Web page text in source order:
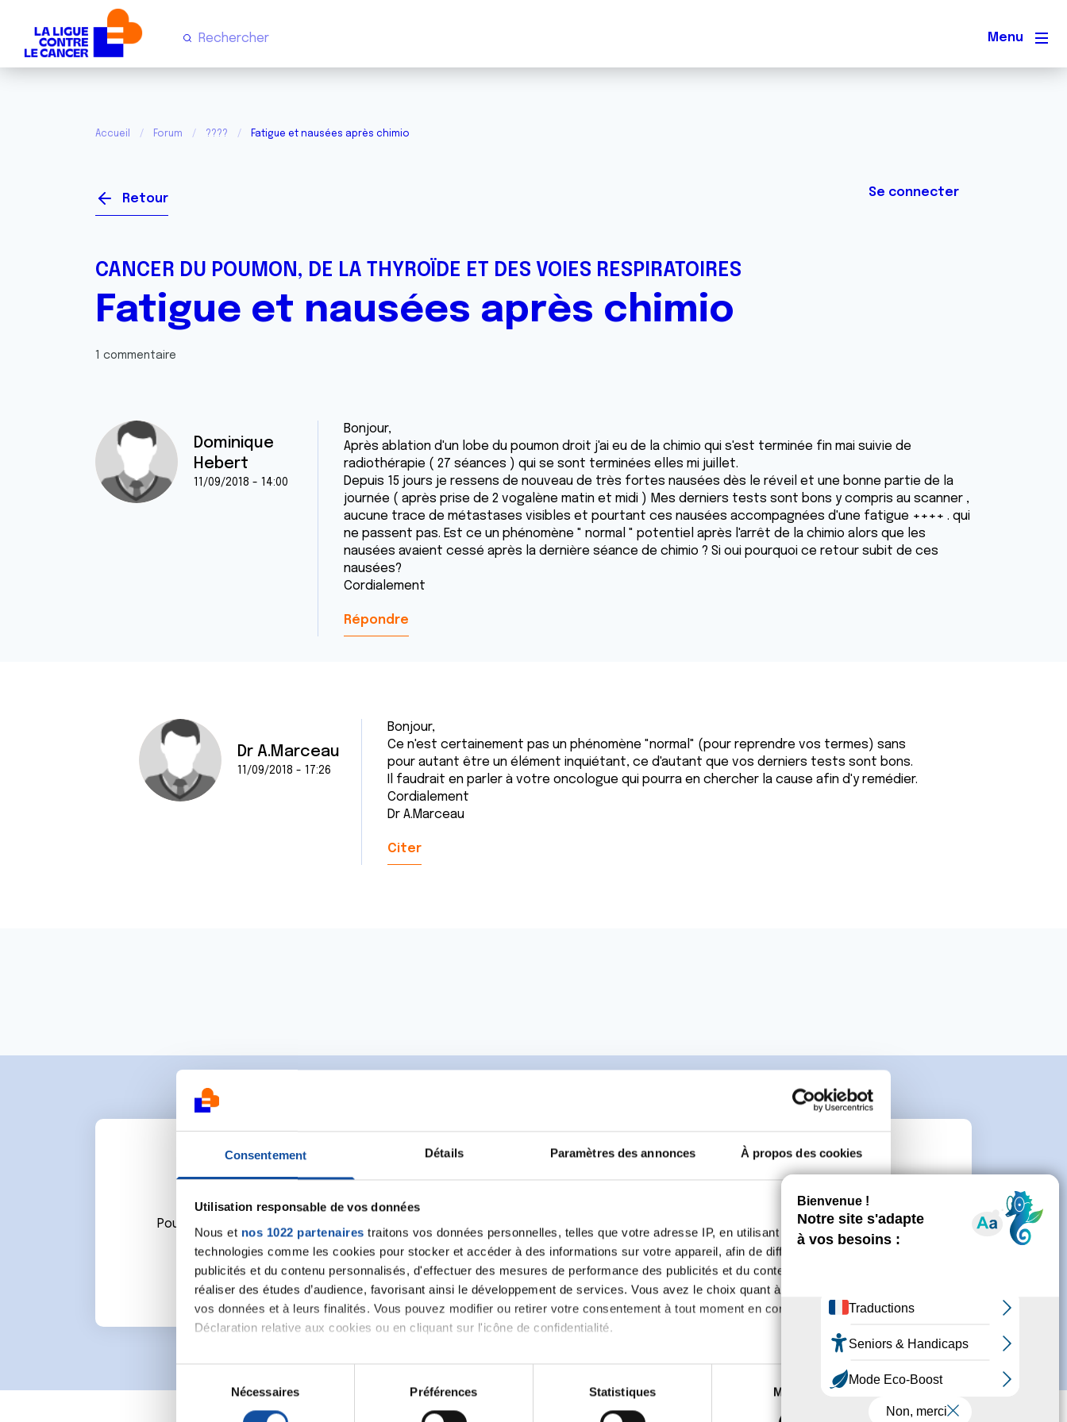
Consentement Détails Paramètres des annonces À propos des cookies
Utilisation responsable de vos données
Nous et nos 1022 partenaires traitons vos données personnelles, telles que votre adresse IP, en utilisant des
technologies comme les cookies pour stocker et accéder à des informations sur votre appareil, afin de diffuser des
publicités et du contenu personnalisés, d'effectuer des mesures de performance des publicités et du contenu, ainsi que de
réaliser des études d’audience, favorisant ainsi le développement de services. Vous avez le choix quant à l'utilisation de
vos données et à leurs finalités. Vous pouvez modifier ou retirer votre consentement à tout moment en consultant la
Déclaration relative aux cookies ou en cliquant sur l'icône de confidentialité.
Si vous le permettez, nous aimerions également :
Collecter des informations sur votre localisation géographique qui peuvent être précises à plusieurs mètres près
é
Nécessaires Préférences Statistiques Marketing
Menu
Accueil Forum ???? Fatigue et nausées après chimio
Retour Se connecter
CANCER DU POUMON, DE LA THYROÏDE ET DES VOIES RESPIRATOIRES
Fatigue et nausées après chimio
1 commentaire
Dominique
Hebert
11/09/2018 - 14:00
Bonjour,
Après ablation d'un lobe du poumon droit j'ai eu de la chimio qui s'est terminée fin mai suivie de
radiothérapie ( 27 séances ) qui se sont terminées elles mi juillet.
Depuis 15 jours je ressens de nouveau de très fortes nausées dès le réveil et une bonne partie de la
journée ( après prise de 2 vogalène matin et midi ) Mes derniers tests sont bons y compris au scanner ,
aucune trace de métastases visibles et pourtant ces nausées accompagnées d'une fatigue ++++ . qui
ne passent pas. Est ce un phénomène " normal " potentiel après l'arrêt de la chimio alors que les
nausées avaient cessé après la dernière séance de chimio ? Si oui pourquoi ce retour subit de ces
nausées?
Cordialement
Répondre
Dr A.Marceau
11/09/2018 - 17:26
Bonjour,
Ce n'est certainement pas un phénomène "normal" (pour reprendre vos termes) sans
pour autant être un élément inquiétant, ce d'autant que vos derniers tests sont bons.
Il faudrait en parler à votre oncologue qui pourra en chercher la cause afin d'y remédier.
Cordialement
Dr A.Marceau
Citer
Ecrire un commentaire
Pour écrire un commentaire ou lancer une nouvelle discussion vous aurez besoin de vous connecter ou de créer un compte.
Se connecter Créer un nouveau compte